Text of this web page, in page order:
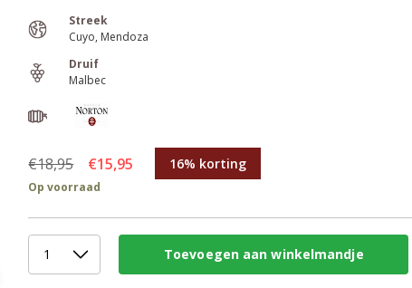
Streek
Cuyo Mendoza
Druif
Malbec
€18,95 €15,95 16% korting
Op voorraad